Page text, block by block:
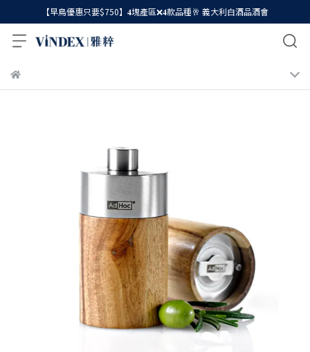
【早鳥優惠只要$750】𝟒塊產區❌𝟒款品種🥂 義大利白酒品酒會